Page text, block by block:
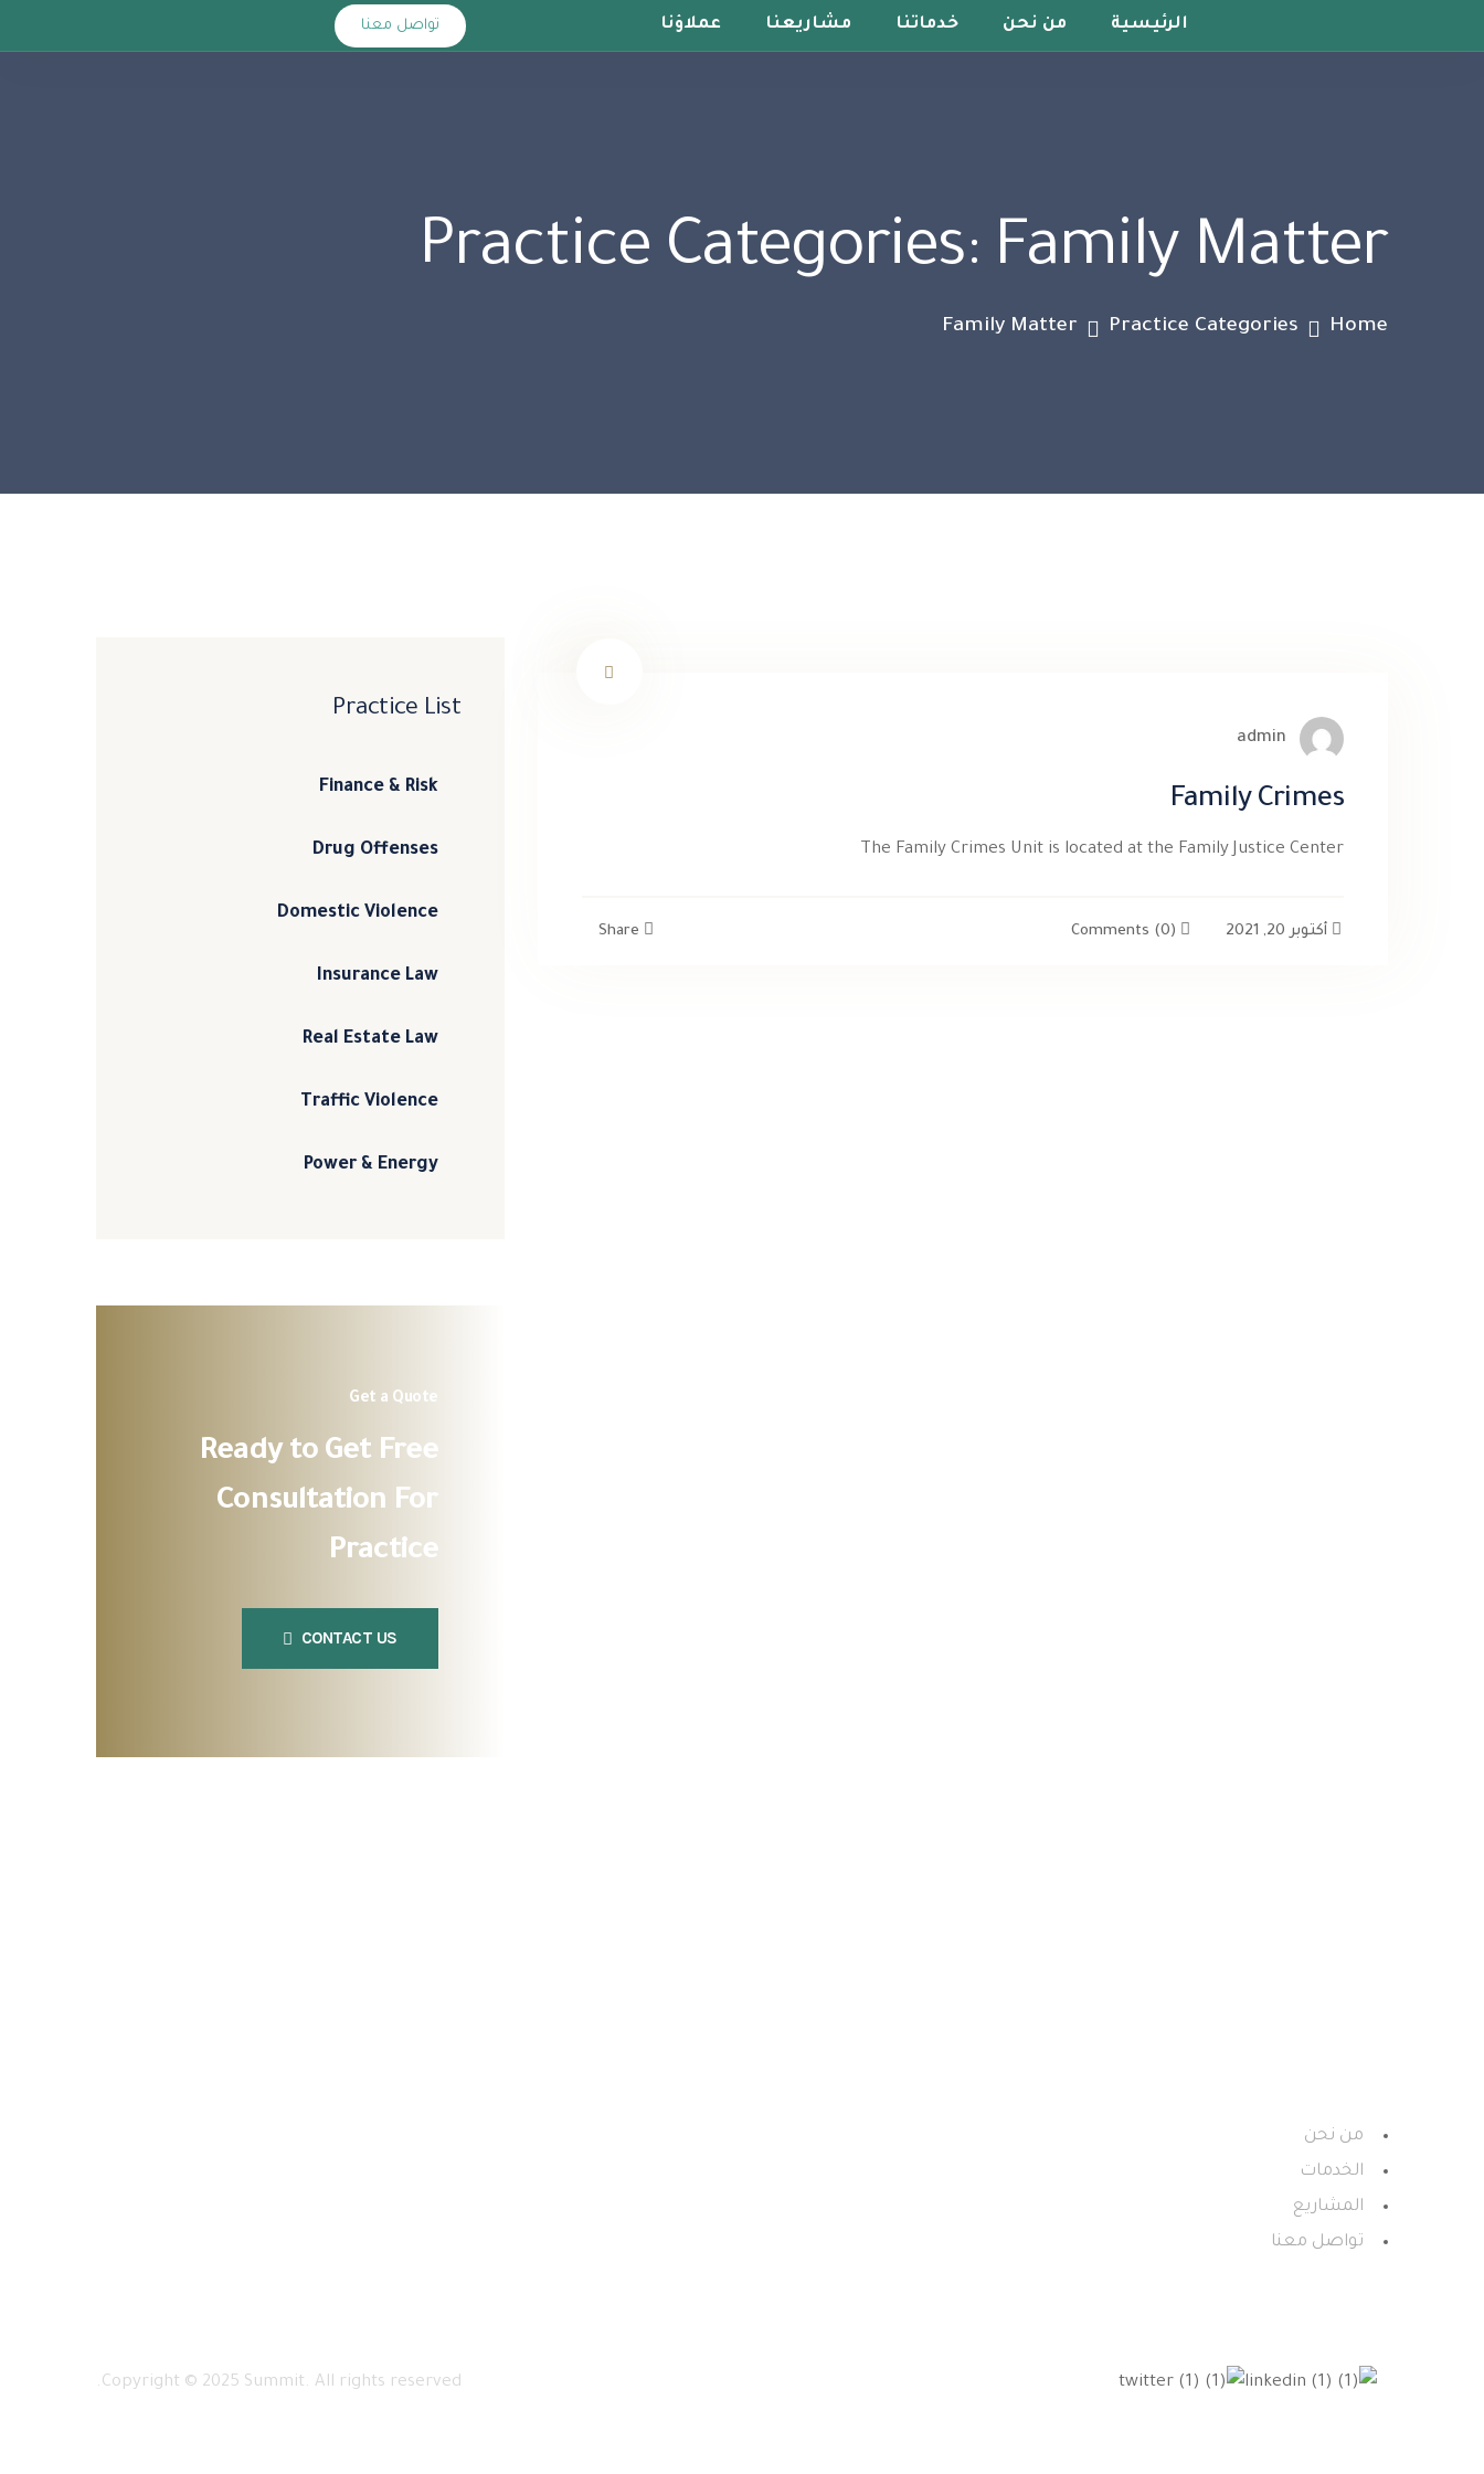
الرئيسية من نحن خدماتنا مشاريعنا عملاؤنا تواصل معنا
Practice Categories: Family Matter
Home
Practice Categories
Family Matter
admin
Family Crimes
The Family Crimes Unit is located at the Family Justice Center
أكتوبر 20, 2021 Comments (0)
Share
Practice List
Finance & Risk
Drug Offenses
Domestic Violence
Insurance Law
Real Estate Law
Traffic Violence
Power & Energy
Get a Quote
Ready to Get Free
Consultation For
Practice
CONTACT US
من نحن
الخدمات
المشاريع
تواصل معنا
Copyright © 2025 Summit. All rights reserved.